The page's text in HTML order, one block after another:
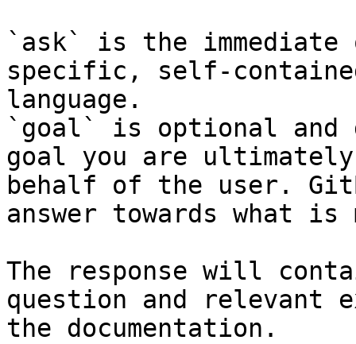
`ask` is the
specific, self-
language.
`goal` is optional and
goal you are
behalf of the user.
answer towards what
The response will
question and relevant
the documentation.